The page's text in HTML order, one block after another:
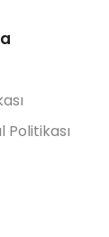
Politikası